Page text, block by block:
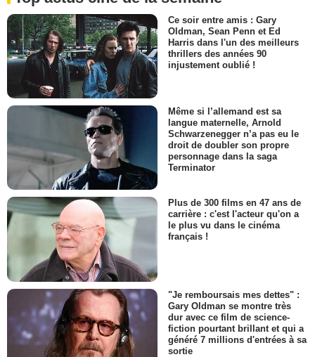
Ce soir entre amis : Gary
Oldman, Sean Penn et Ed
Harris dans l'un des meilleurs
thrillers des années 90
injustement oublié !
Même si l’allemand est sa
langue maternelle, Arnold
Schwarzenegger n’a pas eu le
droit de doubler son propre
personnage dans la saga
Terminator
Plus de 300 films en 47 ans de
carrière : c'est l'acteur qu'on a
le plus vu dans le cinéma
français !
"Je remboursais mes dettes" :
Gary Oldman se montre très
dur avec ce film de science-
fiction pourtant brillant et qui a
généré 7 millions d'entrées à sa
sortie